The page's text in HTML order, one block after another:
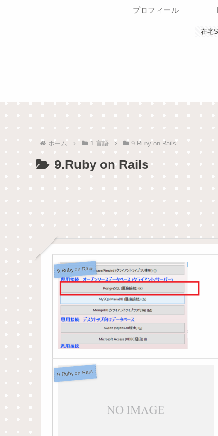
在宅
プロフィール
ホーム 1 言語 9.Ruby on Rails
9.Ruby on Rails
9.Ruby on Rails
9.Ruby on Rails